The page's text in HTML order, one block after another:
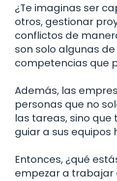
¿Te imaginas ser
otros, gestionar
conflictos de
son solo algunas
competencias que
Además, las
personas que no
las tareas, sino
guiar a sus equipos
Entonces, ¿qué
empezar a trabajar